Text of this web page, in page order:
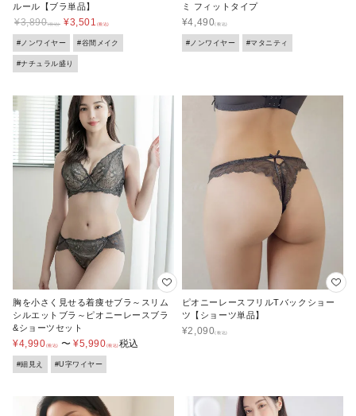
ルール【ブラ単品】
¥3,890 ¥3,501
#ノンワイヤー #谷間メイク
#ナチュラル盛り
ミ フィットタイプ
¥4,490
#ノンワイヤー #マタニティ
胸を小さく見せる着痩せブラ～スリム
シルエットブラ～ピオニーレースブラ
&ショーツセット
¥4,990 〜 ¥5,990 税込
#細見え #U字ワイヤー
ピオニーレースフリルTバックショー
ツ【ショーツ単品】
¥2,090